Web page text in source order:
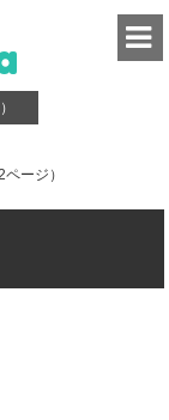
ージ）